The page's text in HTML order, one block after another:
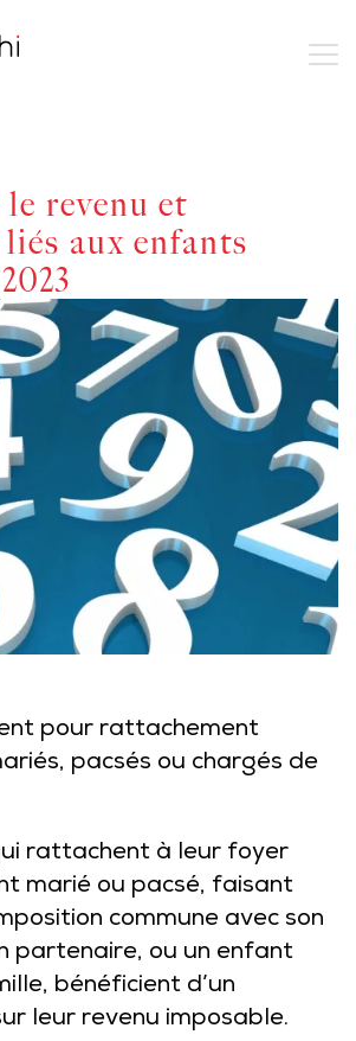
revenu et
aux enfants
pour rattachement
pacsés ou chargés de
rattachent à leur foyer
marié ou pacsé, faisant
commune avec son
partenaire, ou un enfant
bénéficient d’un
leur revenu imposable.